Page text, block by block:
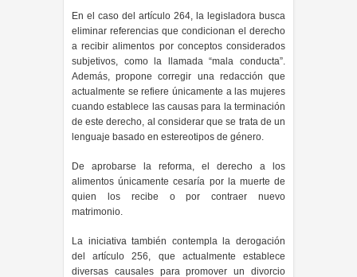
En el caso del artículo 264, la legisladora busca
eliminar referencias que condicionan el derecho
a recibir alimentos por conceptos considerados
subjetivos, como la llamada “mala conducta”.
Además, propone corregir una redacción que
actualmente se refiere únicamente a las mujeres
cuando establece las causas para la terminación
de este derecho, al considerar que se trata de un
lenguaje basado en estereotipos de género.
De aprobarse la reforma, el derecho a los
alimentos únicamente cesaría por la muerte de
quien los recibe o por contraer nuevo
matrimonio.
La iniciativa también contempla la derogación
del artículo 256, que actualmente establece
diversas causales para promover un divorcio